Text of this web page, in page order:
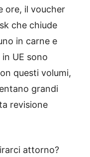
ore, il voucher
che chiude
in carne e
UE sono
questi volumi,
grandi
revisione
attorno?